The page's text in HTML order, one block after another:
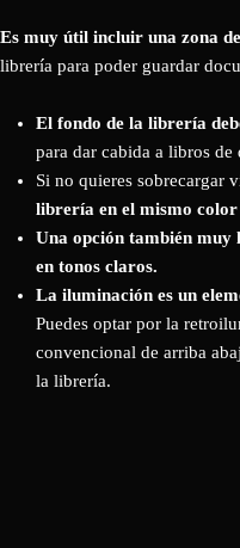
Es muy útil incluir una zona
librería para poder guardar
El fondo de la librería
para dar cabida a libros de
Si no quieres sobrecargar
librería en el mismo color
Una opción también muy
en tonos claros.
La iluminación es un
Puedes optar por la
convencional de arriba
la librería.